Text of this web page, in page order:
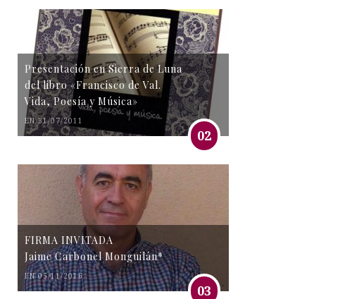
Presentación en Sierra de Luna
del libro «Francisco de Val.
Vida, Poesía y Música»
EN 31/07/2011
02
FIRMA INVITADA
Jaime Carbonel Monguilán*
EN 05/11/2016
03